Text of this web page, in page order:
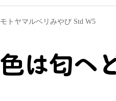
モトヤマルベリみやび Std W5
色は匂へ